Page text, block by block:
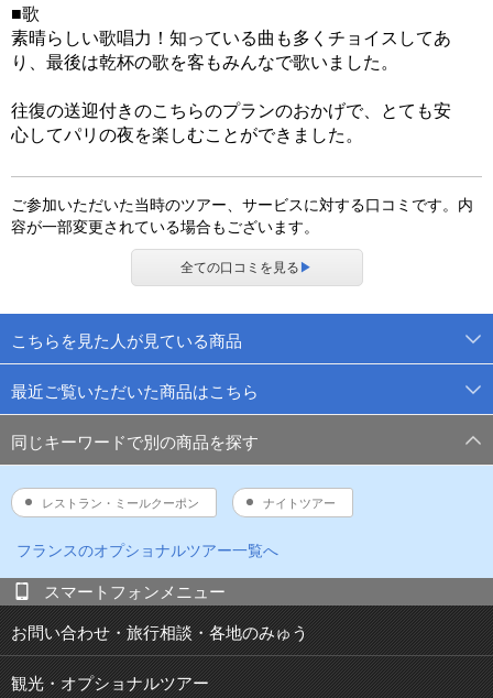
■歌
素晴らしい歌唱力！知っている曲も多くチョイスしてあ
り、最後は乾杯の歌を客もみんなで歌いました。
往復の送迎付きのこちらのプランのおかげで、とても安
心してパリの夜を楽しむことができました。
ご参加いただいた当時のツアー、サービスに対する口コミです。内
容が一部変更されている場合もございます。
全ての口コミを見る ▶
こちらを見た人が見ている商品
最近ご覧いただいた商品はこちら
同じキーワードで別の商品を探す
レストラン・ミールクーポン ナイトツアー
フランスのオプショナルツアー一覧へ
スマートフォンメニュー
お問い合わせ・旅行相談・各地のみゅう
観光・オプショナルツアー